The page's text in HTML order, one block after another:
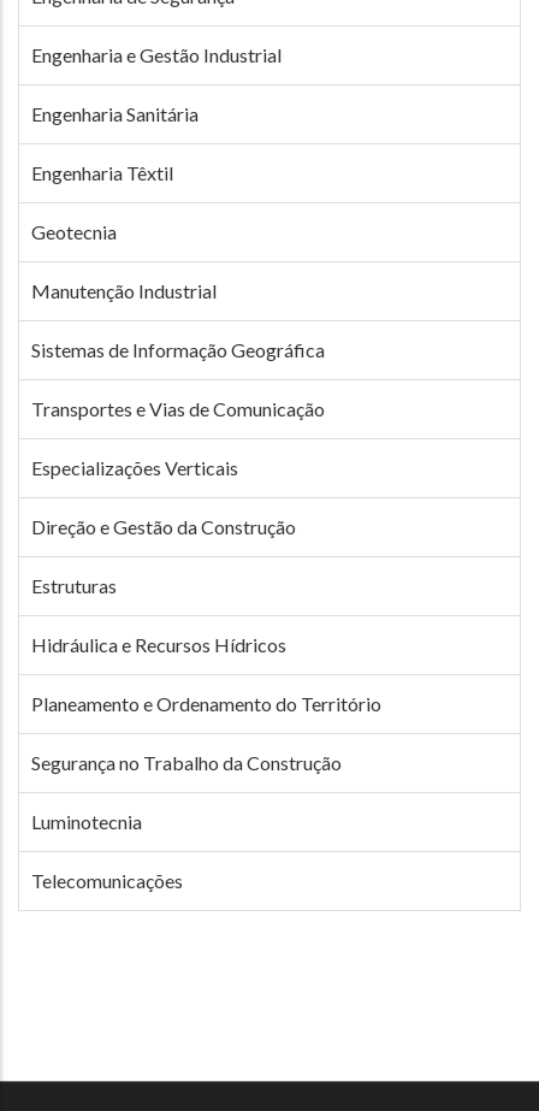
Engenharia e Gestão Industrial
Engenharia Sanitária
Engenharia Têxtil
Geotecnia
Manutenção Industrial
Sistemas de Informação Geográfica
Transportes e Vias de Comunicação
Especializações Verticais
Direção e Gestão da Construção
Estruturas
Hidráulica e Recursos Hídricos
Planeamento e Ordenamento do Território
Segurança no Trabalho da Construção
Luminotecnia
Telecomunicações